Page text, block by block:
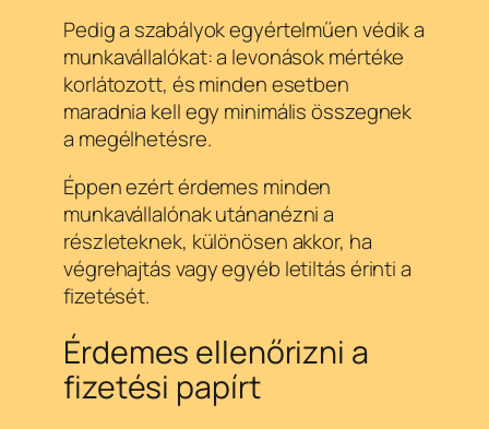
Pedig a szabályok egyértelműen védik a
munkavállalókat: a levonások mértéke
korlátozott, és minden esetben
maradnia kell egy minimális összegnek
a megélhetésre.
Éppen ezért érdemes minden
munkavállalónak utánanézni a
részleteknek, különösen akkor, ha
végrehajtás vagy egyéb letiltás érinti a
fizetését.
Érdemes ellenőrizni a
fizetési papírt